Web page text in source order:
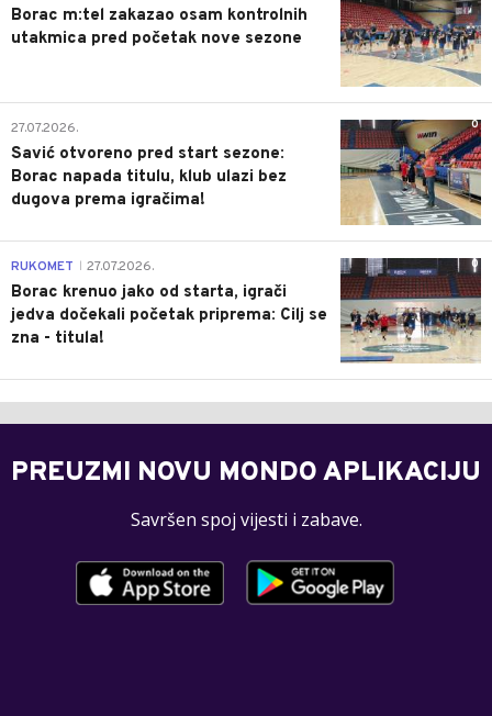
Borac m:tel zakazao osam kontrolnih
utakmica pred početak nove sezone
0
27.07.2026.
Savić otvoreno pred start sezone:
Borac napada titulu, klub ulazi bez
dugova prema igračima!
0
RUKOMET 27.07.2026.
Borac krenuo jako od starta, igrači
jedva dočekali početak priprema: Cilj se
zna - titula!
PREUZMI NOVU MONDO APLIKACIJU
Savršen spoj vijesti i zabave.